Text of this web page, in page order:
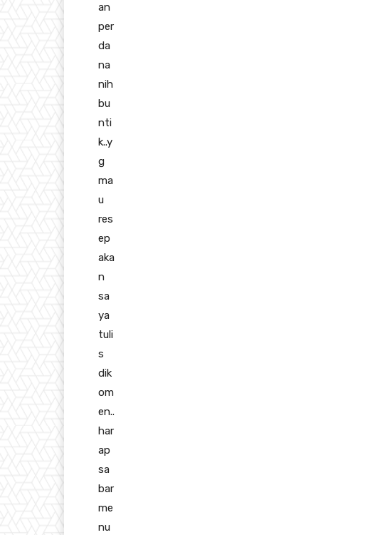
an
per
da
na
nih
bu
nti
k..y
g
ma
u
res
ep
aka
n
sa
ya
tuli
s
dik
om
en..
har
ap
sa
bar
me
nu